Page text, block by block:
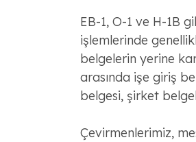
EB-1, O-1 ve H-1B
işlemlerinde
belgelerin yerine
arasında işe giriş
belgesi, şirket
Çevirmenlerimiz,